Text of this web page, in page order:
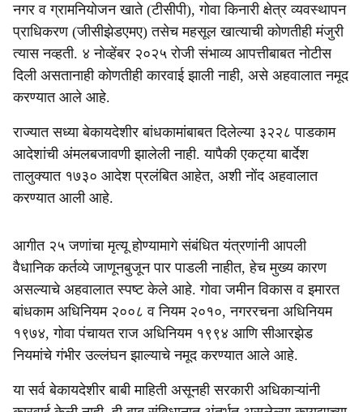
नगर व ग्रामनियोजन खाते (टीसीपी), गोवा किनारी क्षेत्र व्यवस्थापन
प्राधिकरण (जीसीझेडएमए) तसेच महसूल खात्याची कोणतीही मंजुरी
त्‍यास नव्हती. ४ नोव्हेंबर २०२५ रोजी संभाव्य आपत्तीबाबत नोटीस
दिली असतानाही कोणतीही कारवाई झाली नाही, असे अहवालात नमूद
करण्‍यात आले आहे.
राज्यात सध्या बेकायदेशीर बांधकामांबाबत दिलेल्या ३२२८ पाडकाम
आदेशांची अंमलबजावणी झालेली नाही. यापैकी एकट्या बार्देश
तालुक्यात १७३० आदेश प्रलंबित आहेत, अशी नोंद अहवालात
करण्यात आली आहे.
आगीत २५ जणांचा मृत्यू होण्यामागे संबंधित यंत्रणांनी आपली
वैधानिक कर्तव्ये जाणूनबुजून पार पाडली नाहीत, हेच मुख्य कारण
असल्याचे अहवालात स्पष्ट केले आहे. गोवा जमीन विकास व इमारत
बांधकाम अधिनियम २००८ व नियम २०१०, नगररचना अधिनियम
१९७४, गोवा पंचायत राज अधिनियम १९९४ आणि सीआरझेड
नियमांचे गंभीर उल्लंघन झाल्याचे नमूद करण्यात आले आहे.
या सर्व बेकायदेशीर बाबी माहिती असूनही सरकारी अधिकाऱ्यांनी